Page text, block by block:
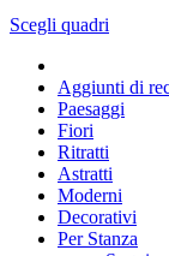
Scegli quadri
Aggiunti di
Paesaggi
Fiori
Ritratti
Astratti
Moderni
Decorativi
Per Stanza